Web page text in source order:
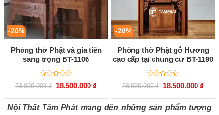
-20%
Phòng thờ Phật và gia tiên
sang trọng BT-1106
Được
xếp
23.000.000₫
Giá
là:
23.000.000 ₫.
18.500.000 ₫
tại
18.500.000 ₫.
-20%
Phòng thờ Phật gỗ Hương
cao cấp tại chung cư BT-1190
Được
xếp
5
23.000.000₫
Giá
là:
23.000.000 ₫.
18.500.000 ₫
tại
Nội Thất Tâm Phát mang đến những sản phẩm tượng